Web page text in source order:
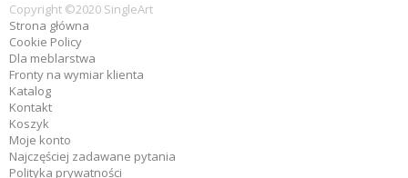
Copyright ©2020 SingleArt
Strona główna
Cookie Policy
Dla meblarstwa
Fronty na wymiar klienta
Katalog
Kontakt
Koszyk
Moje konto
Najczęściej zadawane pytania
Polityka prywatności